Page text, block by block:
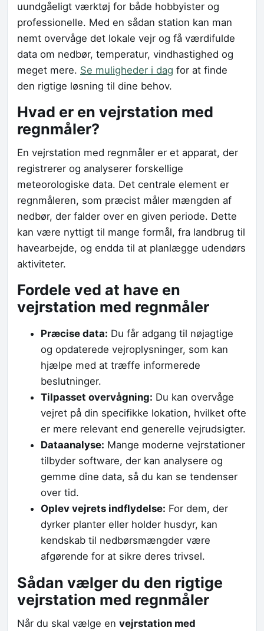
uundgåeligt værktøj for både hobbyister og
professionelle. Med en sådan station kan man
nemt overvåge det lokale vejr og få værdifulde
data om nedbør, temperatur, vindhastighed og
meget mere. Se muligheder i dag for at finde
den rigtige løsning til dine behov.
Hvad er en vejrstation med
regnmåler?
En vejrstation med regnmåler er et apparat, der
registrerer og analyserer forskellige
meteorologiske data. Det centrale element er
regnmåleren, som præcist måler mængden af
nedbør, der falder over en given periode. Dette
kan være nyttigt til mange formål, fra landbrug til
havearbejde, og endda til at planlægge udendørs
aktiviteter.
Fordele ved at have en
vejrstation med regnmåler
Præcise data: Du får adgang til nøjagtige
og opdaterede vejroplysninger, som kan
hjælpe med at træffe informerede
beslutninger.
Tilpasset overvågning: Du kan overvåge
vejret på din specifikke lokation, hvilket ofte
er mere relevant end generelle vejrudsigter.
Dataanalyse: Mange moderne vejrstationer
tilbyder software, der kan analysere og
gemme dine data, så du kan se tendenser
over tid.
Oplev vejrets indflydelse: For dem, der
dyrker planter eller holder husdyr, kan
kendskab til nedbørsmængder være
afgørende for at sikre deres trivsel.
Sådan vælger du den rigtige
vejrstation med regnmåler
Når du skal vælge en vejrstation med